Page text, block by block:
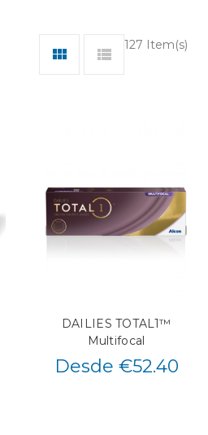
127 Item(s)
DAILIES TOTAL1™
Multifocal
Desde €52.40